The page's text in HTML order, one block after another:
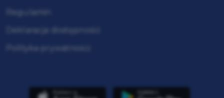
Regulamin
Deklaracja dostępności
Polityka prywatności